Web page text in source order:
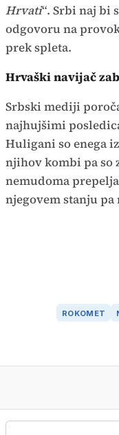
Hrvati“. Srbi naj bi
odgovoru na
prek spleta.
Hrvaški navijač
Srbski mediji
najhujšimi
Huligani so enega
njihov kombi pa so
nemudoma
njegovem stanju pa
ROKOMET